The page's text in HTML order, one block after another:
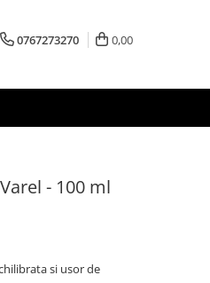
0767273270 0,00
- 100 ml
si usor de